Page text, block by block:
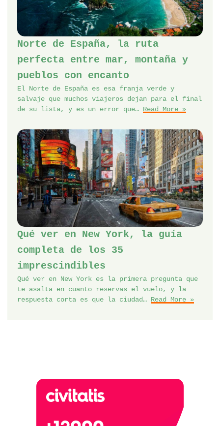
Norte de España, la ruta
perfecta entre mar, montaña y
pueblos con encanto
El Norte de España es esa franja verde y
salvaje que muchos viajeros dejan para el final
de su lista, y es un error que… Read More »
Qué ver en New York, la guía
completa de los 35
imprescindibles
Qué ver en New York es la primera pregunta que
te asalta en cuanto reservas el vuelo, y la
respuesta corta es que la ciudad… Read More »